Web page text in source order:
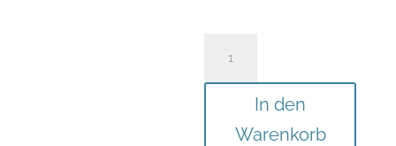
HalterungIn den
Warenkorb